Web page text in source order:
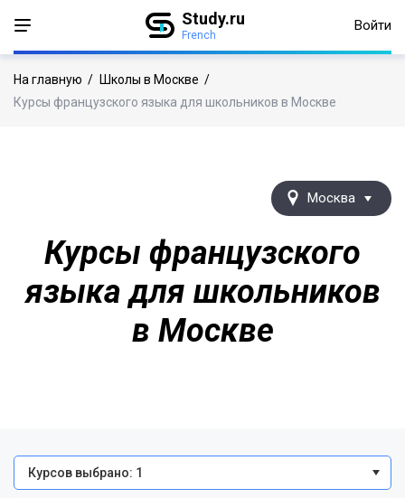
Study.ru
French
Войти
На главную / Школы в Москве /
Курсы французского языка для школьников в Москве
Курсы французского
языка для школьников
в Москве
Москва
Курсов выбрано: 1